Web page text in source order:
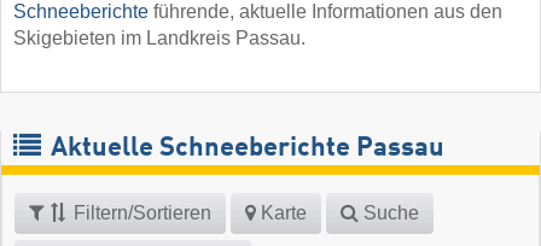
Schneeberichte führende, aktuelle Informationen aus den
Skigebieten im Landkreis Passau.
Aktuelle Schneeberichte Passau
Filtern/Sortieren Karte Suche